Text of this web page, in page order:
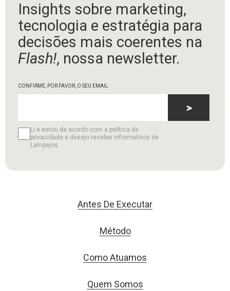
Insights sobre marketing,
tecnologia e estratégia para
decisões mais coerentes na
Flash!, nossa newsletter.
CONFIRME, POR FAVOR, O SEU EMAIL
Li e estou de acordo com a política de
privacidade e desejo receber informativos de
Lampejos.
>
Antes De Executar
Método
Como Atuamos
Quem Somos